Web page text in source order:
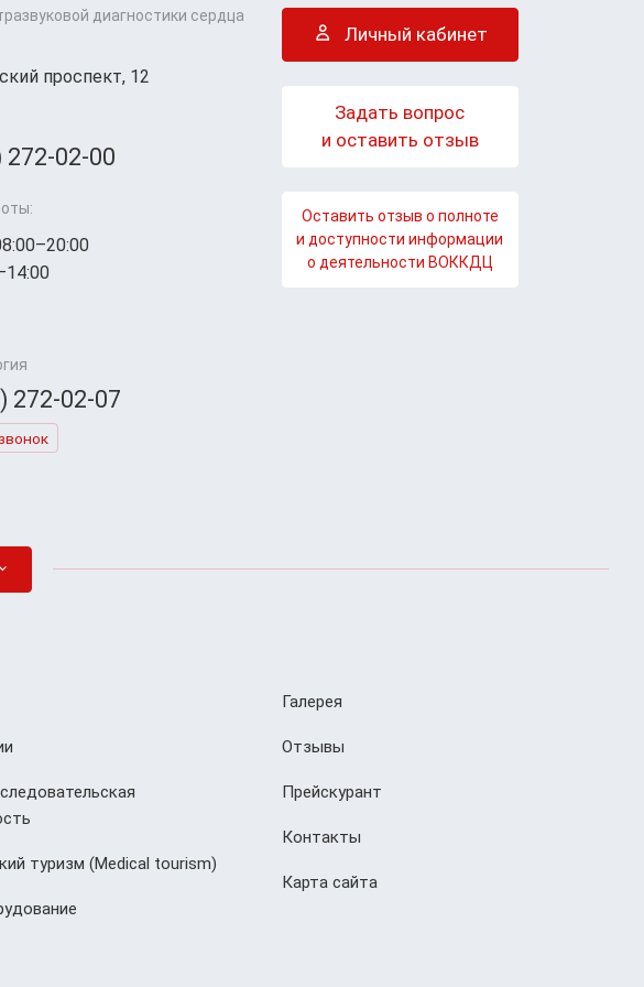
диагностики сердца
проспект, 12
272-02-00
272-02-07
Личный кабинет
Задать вопрос
и оставить отзыв
Оставить отзыв о полноте
и доступности информации
о деятельности ВОККДЦ
туризм (Мedical tourism)
Галерея
Отзывы
Прейскурант
Контакты
Карта сайта